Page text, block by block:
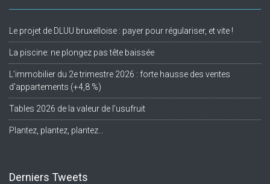
Le projet de DLUU bruxelloise : payer pour régulariser, et vite !
La piscine: ne plongez pas tête baissée
L’immobilier du 2e trimestre 2026 : forte hausse des ventes
d’appartements (+4,8 %)
Tables 2026 de la valeur de l’usufruit
Plantez, plantez, plantez…
Derniers Tweets